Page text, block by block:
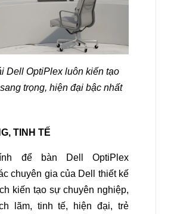
Dell OptiPlex luôn kiến tạo
trọng, hiện đại bậc nhất
TINH TẾ
để bàn Dell OptiPlex
chuyên gia của Dell thiết kế
kiến tạo sự chuyên nghiệp,
lãm, tinh tế, hiện đại, trẻ